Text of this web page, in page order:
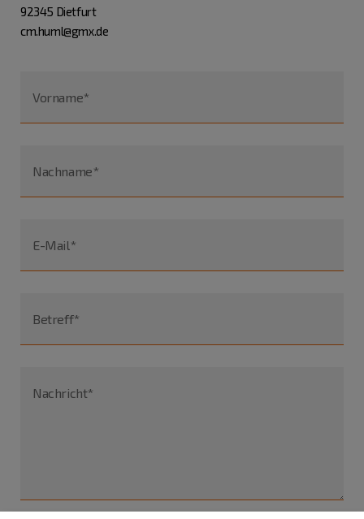
92345 Dietfurt
cm.huml@gmx.de
Vorname*
Nachname*
E-Mail*
Betreff*
Nachricht*